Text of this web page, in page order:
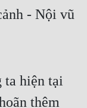
- Nội vũ
ta hiện tại
thêm